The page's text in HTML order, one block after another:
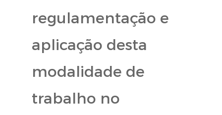
regulamentação e
aplicação desta
modalidade de
trabalho no